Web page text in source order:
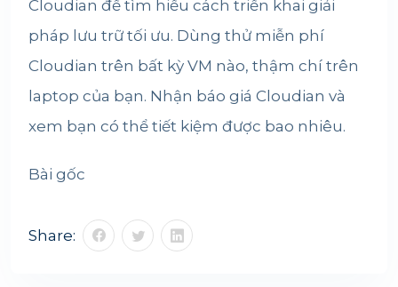
Cloudian để tìm hiểu cách triển khai giải
pháp lưu trữ tối ưu. Dùng thử miễn phí
Cloudian trên bất kỳ VM nào, thậm chí trên
laptop của bạn. Nhận báo giá Cloudian và
xem bạn có thể tiết kiệm được bao nhiêu.
Bài gốc
Share: